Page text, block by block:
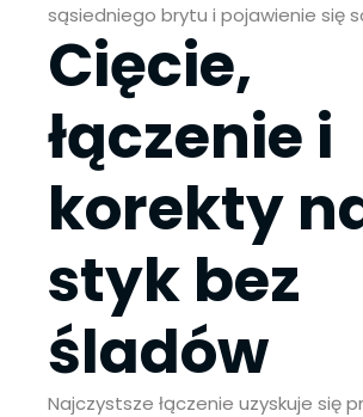
sąsiedniego brytu i pojawienie się
Cięcie,
łączenie i
korekty
styk bez
śladów
Najczystsze łączenie uzyskuje się